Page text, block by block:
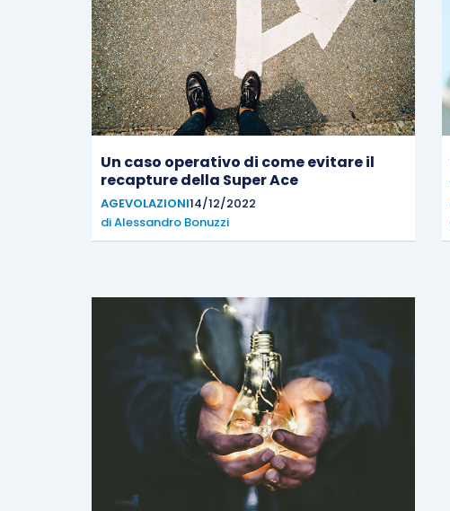
Un caso operativo di come evitare il
recapture della Super Ace
AGEVOLAZIONI14/12/2022
diAlessandro Bonuzzi